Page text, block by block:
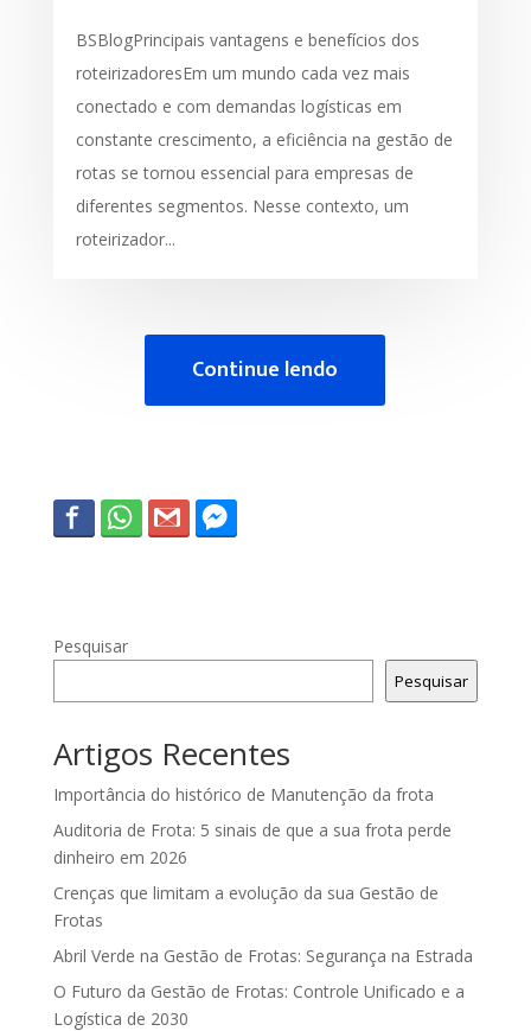
BSBlogPrincipais vantagens e benefícios dos
roteirizadoresEm um mundo cada vez mais
conectado e com demandas logísticas em
constante crescimento, a eficiência na gestão de
rotas se tornou essencial para empresas de
diferentes segmentos. Nesse contexto, um
roteirizador...
Continue lendo
Pesquisar
Pesquisar
Artigos Recentes
Importância do histórico de Manutenção da frota
Auditoria de Frota: 5 sinais de que a sua frota perde
dinheiro em 2026
Crenças que limitam a evolução da sua Gestão de
Frotas
Abril Verde na Gestão de Frotas: Segurança na Estrada
O Futuro da Gestão de Frotas: Controle Unificado e a
Logística de 2030